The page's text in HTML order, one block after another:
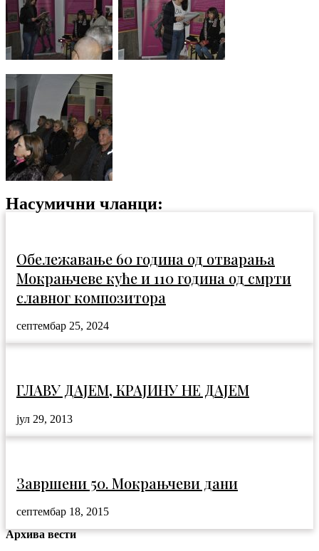
Насумични чланци:
Обележавање 60 година од отварања
Мокрањчеве куће и 110 година од смрти
славног композитора
септембар 25, 2024
ГЛАВУ ДАЈЕМ, КРАЈИНУ НЕ ДАЈЕМ
јул 29, 2013
Завршени 50. Мокрањчеви дани
септембар 18, 2015
Архива вести